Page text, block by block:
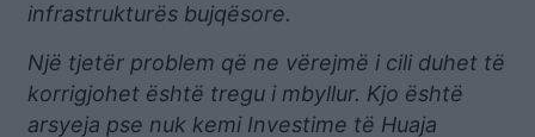
infrastrukturës bujqësore.
Një tjetër problem që ne vërejmë i cili duhet të
korrigjohet është tregu i mbyllur. Kjo është
arsyeja pse nuk kemi Investime të Huaja